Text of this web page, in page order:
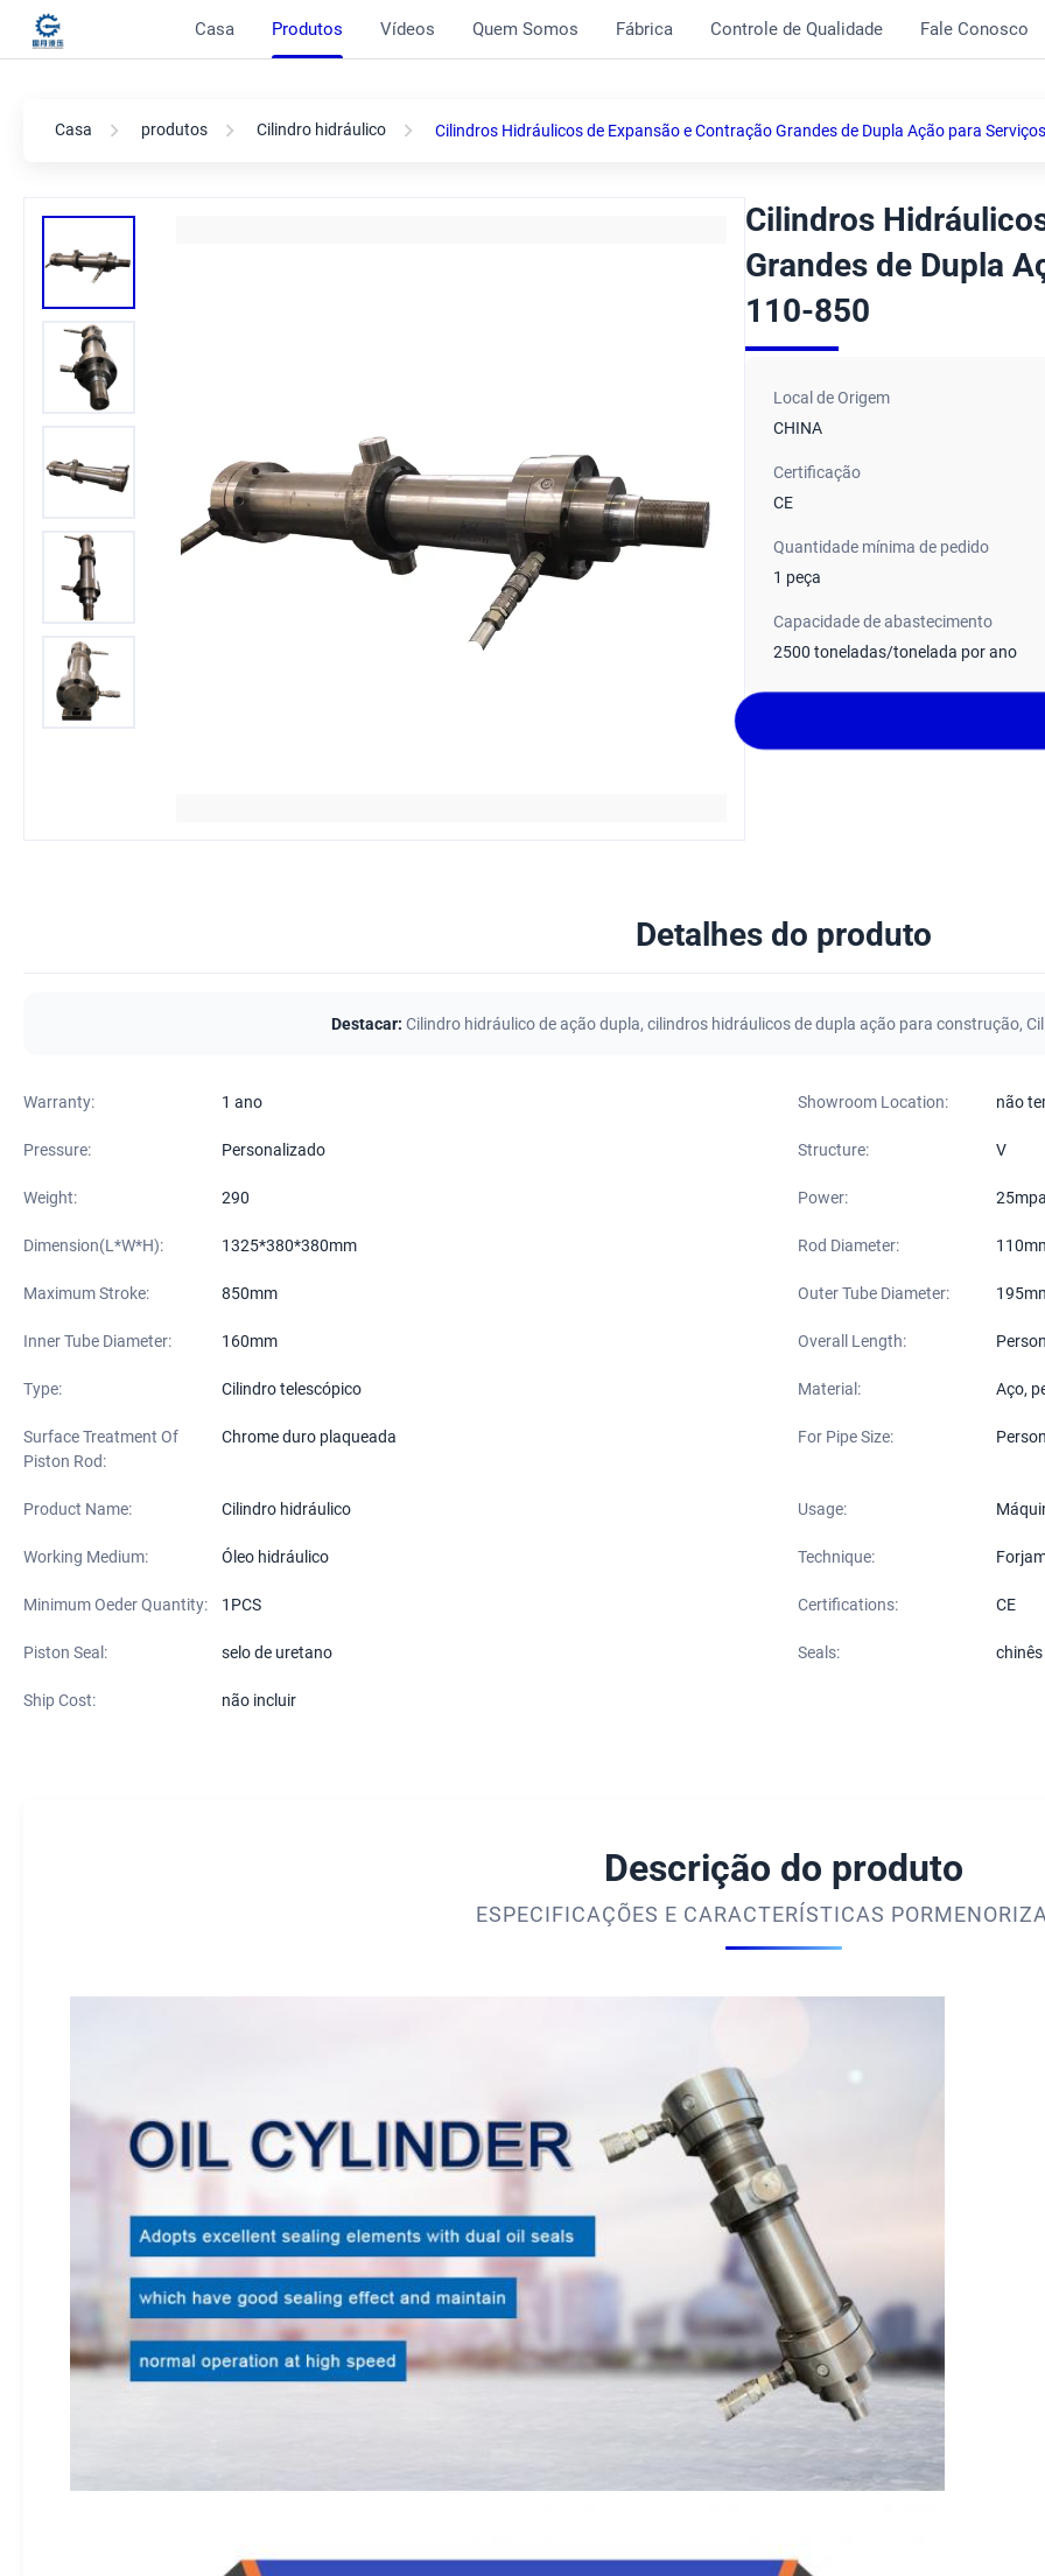
Casa Produtos Vídeos Quem Somos Fábrica Controle de Qualidade Fale Conosco
Casa produtos Cilindro hidráulico Cilindros Hidráulicos de Expansão e Contração Grandes de Dupla Ação para
Cilindros
Grandes de Dupla
110-850
Local de Origem
CHINA
Certificação
CE
Quantidade mínima de pedido
1 peça
Capacidade de abastecimento
2500 toneladas/tonelada por ano
Detalhes do produto
Destacar: Cilindro hidráulico de ação dupla, cilindros hidráulicos de dupla ação para construção,
Warranty: 1 ano Showroom Location: não
Pressure: Personalizado Structure: V
Weight: 290 Power:
Dimension(L*W*H): 1325*380*380mm Rod Diameter:
Maximum Stroke: 850mm Outer Tube Diameter:
Inner Tube Diameter: 160mm Overall Length:
Type: Cilindro telescópico Material: Aço,
Surface Treatment Of
Piston Rod:
Chrome duro plaqueada For Pipe Size:
Product Name: Cilindro hidráulico Usage:
Working Medium: Óleo hidráulico Technique:
Minimum Oeder Quantity: 1PCS Certifications: CE
Piston Seal: selo de uretano Seals: chinês
Ship Cost: não incluir
Descrição do produto
ESPECIFICAÇÕES E CARACTERÍSTICAS